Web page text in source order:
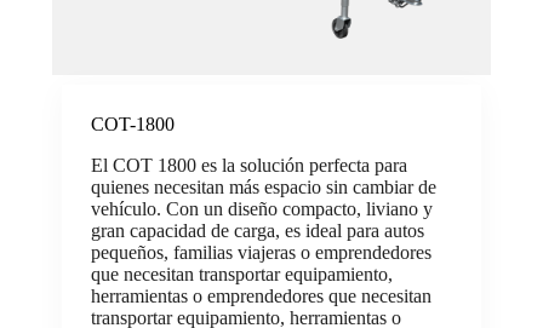
COT-1800
El COT 1800 es la solución perfecta para
quienes necesitan más espacio sin cambiar de
vehículo. Con un diseño compacto, liviano y
gran capacidad de carga, es ideal para autos
pequeños, familias viajeras o emprendedores
que necesitan transportar equipamiento,
herramientas o emprendedores que necesitan
transportar equipamiento, herramientas o